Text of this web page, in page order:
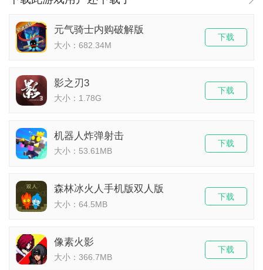
元气骑士内购破解版
大小：682.34M
下载
影之刃3
大小：1.78G
下载
机器人炸弹射击
大小：53.61MB
下载
森林冰火人手机版双人版
大小：64.5MB
下载
像素火影
大小：366.7MB
下载